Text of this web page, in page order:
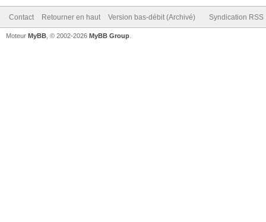
Contact Retourner en haut Version bas-débit (Archivé) Syndication RSS
Moteur MyBB , © 2002-2026 MyBB Group